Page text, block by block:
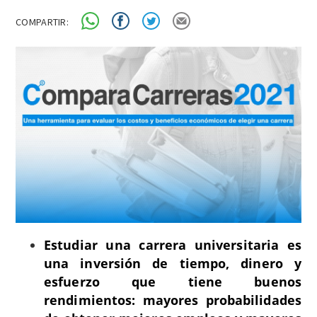
COMPARTIR:
Estudiar una carrera universitaria es
una inversión de tiempo, dinero y
esfuerzo que tiene buenos
rendimientos: mayores probabilidades